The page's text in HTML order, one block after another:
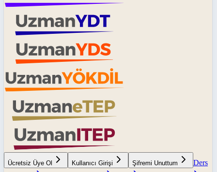
Ücretsiz Üye Ol Kullanıcı Girişi Şifremi Unuttum
Ders